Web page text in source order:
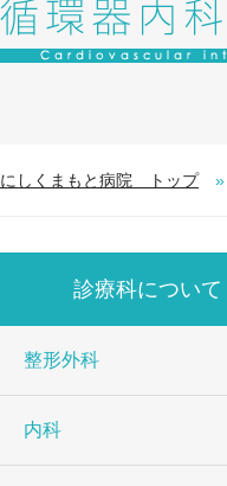
にしくまもと病院 トップ »
診療科について
整形外科
内科